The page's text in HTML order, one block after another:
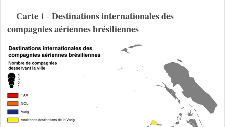
Carte 1 - Destinations internationales des
compagnies aériennes brésiliennes